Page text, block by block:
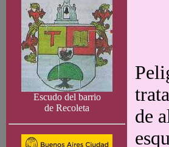
Escudo del barrio
de Recoleta
de